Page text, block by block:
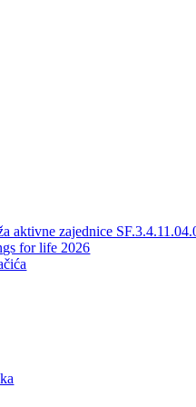
aktivne zajednice
for life 2026